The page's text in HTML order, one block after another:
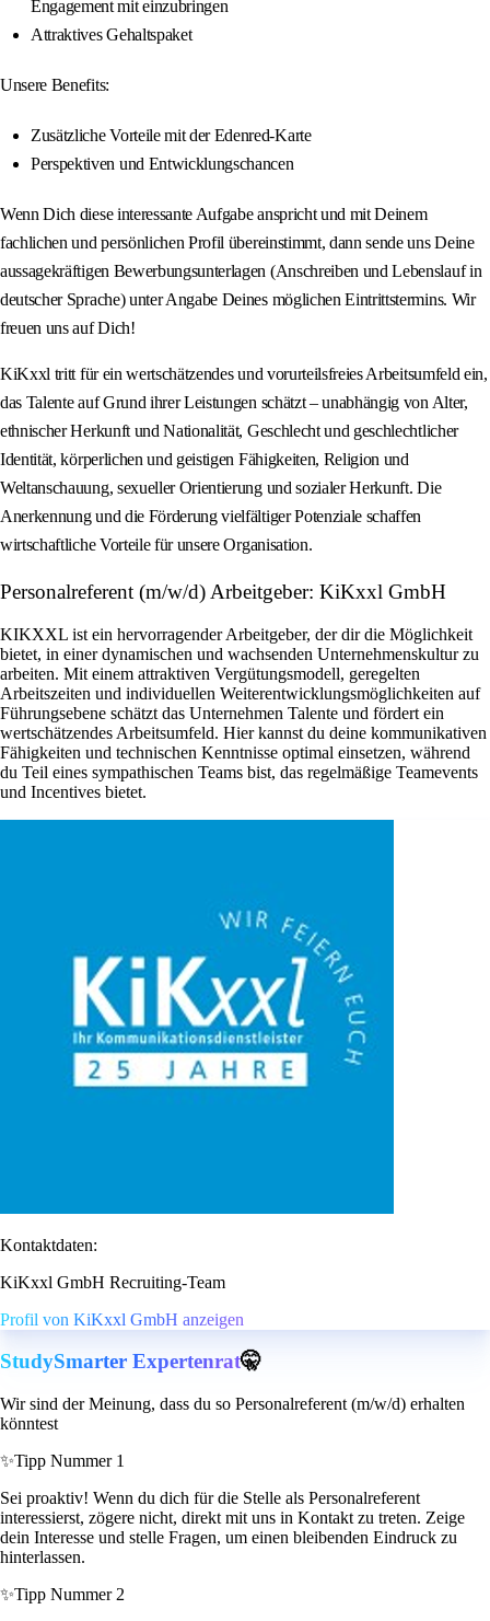
Engagement mit einzubringen
Attraktives Gehaltspaket
Unsere Benefits:
Zusätzliche Vorteile mit der Edenred-Karte
Perspektiven und Entwicklungschancen
Wenn Dich diese interessante Aufgabe anspricht und mit Deinem
fachlichen und persönlichen Profil übereinstimmt, dann sende uns Deine
aussagekräftigen Bewerbungsunterlagen (Anschreiben und Lebenslauf in
deutscher Sprache) unter Angabe Deines möglichen Eintrittstermins. Wir
freuen uns auf Dich!
KiKxxl tritt für ein wertschätzendes und vorurteilsfreies Arbeitsumfeld ein,
das Talente auf Grund ihrer Leistungen schätzt – unabhängig von Alter,
ethnischer Herkunft und Nationalität, Geschlecht und geschlechtlicher
Identität, körperlichen und geistigen Fähigkeiten, Religion und
Weltanschauung, sexueller Orientierung und sozialer Herkunft. Die
Anerkennung und die Förderung vielfältiger Potenziale schaffen
wirtschaftliche Vorteile für unsere Organisation.
Personalreferent (m/w/d) Arbeitgeber: KiKxxl GmbH
KIKXXL ist ein hervorragender Arbeitgeber, der dir die Möglichkeit
bietet, in einer dynamischen und wachsenden Unternehmenskultur zu
arbeiten. Mit einem attraktiven Vergütungsmodell, geregelten
Arbeitszeiten und individuellen Weiterentwicklungsmöglichkeiten auf
Führungsebene schätzt das Unternehmen Talente und fördert ein
wertschätzendes Arbeitsumfeld. Hier kannst du deine kommunikativen
Fähigkeiten und technischen Kenntnisse optimal einsetzen, während
du Teil eines sympathischen Teams bist, das regelmäßige Teamevents
und Incentives bietet.
Kontaktdaten:
KiKxxl GmbH Recruiting-Team
Profil von KiKxxl GmbH anzeigen
StudySmarter Expertenrat🤫
Wir sind der Meinung, dass du so Personalreferent (m/w/d) erhalten
könntest
✨Tipp Nummer 1
Sei proaktiv! Wenn du dich für die Stelle als Personalreferent
interessierst, zögere nicht, direkt mit uns in Kontakt zu treten. Zeige
dein Interesse und stelle Fragen, um einen bleibenden Eindruck zu
hinterlassen.
✨Tipp Nummer 2